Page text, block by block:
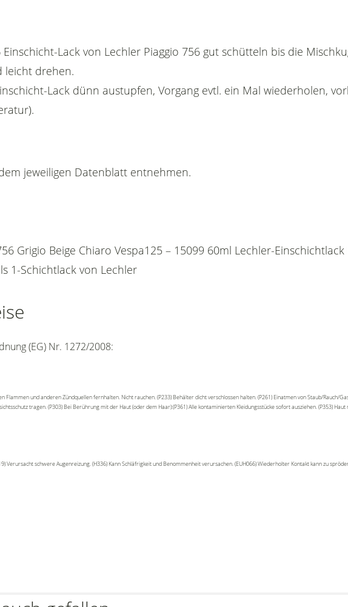
Einschicht-Lack von Lechler Piaggio 756 gut schütteln bis die
leicht drehen.
Lack dünn austupfen, Vorgang evtl. ein Mal wiederholen,
jeweiligen Datenblatt entnehmen.
Grigio Beige Chiaro Vespa125 – 15099 60ml Lechler-Einschichtlack
1-Schichtlack von Lechler
(EG) Nr. 1272/2008:
Flammen und anderen Zündquellen fernhalten. Nicht rauchen. (P233) Behälter dicht verschlossen halten. (P261) Einatmen von Staub/Rauch/
tragen. (P303) Bei Berührung mit der Haut (oder dem Haar):(P361) Alle kontaminierten Kleidungsstücke sofort ausziehen. (P353)
Verursacht schwere Augenreizung. (H336) Kann Schläfrigkeit und Benommenheit verursachen. (EUH066) Wiederholter Kontakt kann zu